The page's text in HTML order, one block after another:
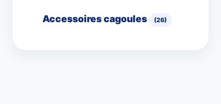
Accessoires cagoules (26)